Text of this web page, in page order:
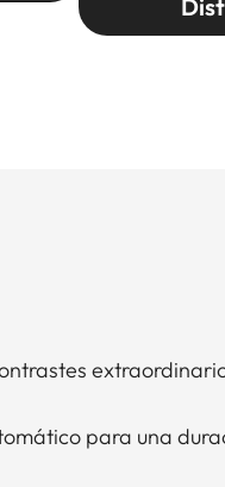
para una